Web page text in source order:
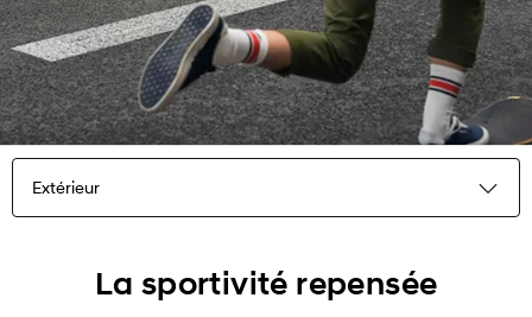
Extérieur
La sportivité repensée